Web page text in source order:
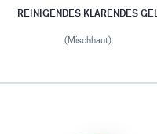
REINIGENDES KLÄRENDES GEL
(Mischhaut)